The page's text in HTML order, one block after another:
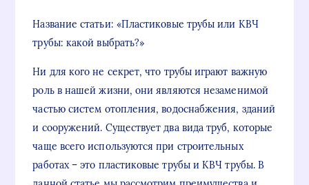
Название статьи: «Пластиковые трубы или КВЧ
трубы: какой выбрать?»
Ни для кого не секрет, что трубы играют важную
роль в нашей жизни, они являются незаменимой
частью систем отопления, водоснабжения, зданий
и сооружений. Существует два вида труб, которые
чаще всего используются при строительных
работах – это пластиковые трубы и КВЧ трубы. В